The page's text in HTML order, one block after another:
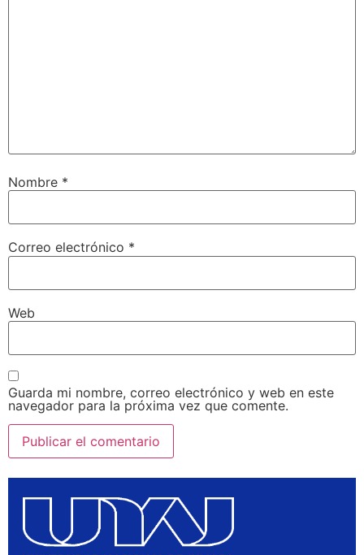
Nombre *
Correo electrónico *
Web
Guarda mi nombre, correo electrónico y web en este
navegador para la próxima vez que comente.